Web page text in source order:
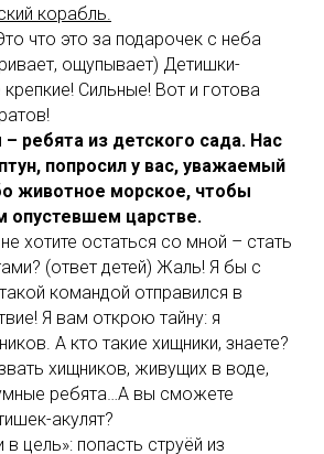
корабль.
что это за подарочек с неба
ощупывает) Детишки-
Сильные! Вот и готова
ребята из детского сада. Нас
попросил у вас, уважаемый
животное морское, чтобы
опустевшем царстве.
хотите остаться со мной – стать
(ответ детей) Жаль! Я бы с
командой отправился в
Я вам открою тайну: я
А кто такие хищники, знаете?
хищников, живущих в воде,
ребята…А вы сможете
акулят?
цель»: попасть струёй из